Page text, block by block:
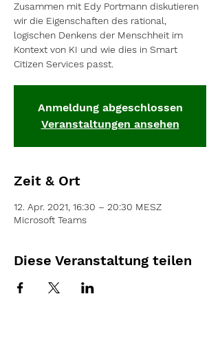
Zusammen mit Edy Portmann diskutieren
wir die Eigenschaften des rational,
logischen Denkens der Menschheit im
Kontext von KI und wie dies in Smart
Citizen Services passt.
Anmeldung abgeschlossen
Veranstaltungen ansehen
Zeit & Ort
12. Apr. 2021, 16:30 – 20:30 MESZ
Microsoft Teams
Diese Veranstaltung teilen